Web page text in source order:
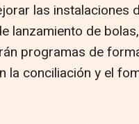
las instalaciones
lanzamiento de
programas de
la conciliación y el